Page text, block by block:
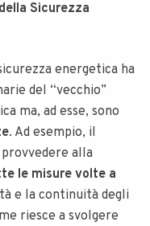
Sicurezza
energetica ha
del “vecchio”
ma, ad esse, sono
. Ad esempio, il
alla
le misure volte a
e la continuità degli
riesce a svolgere